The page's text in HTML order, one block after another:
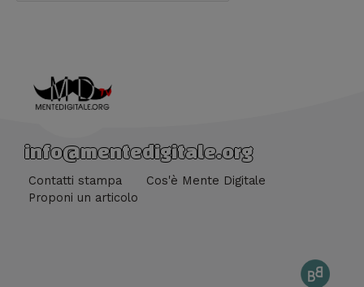
info@mentedigitale.org
Contatti stampa
Cos'è Mente Digitale
Proponi un articolo